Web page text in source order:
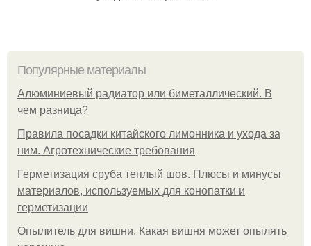
Популярные материалы
Алюминиевый радиатор или биметаллический. В
чем разница?
Правила посадки китайского лимонника и ухода за
ним. Агротехнические требования
Герметизация сруба теплый шов. Плюсы и минусы
материалов, используемых для конопатки и
герметизации
Опылитель для вишни. Какая вишня может опылять